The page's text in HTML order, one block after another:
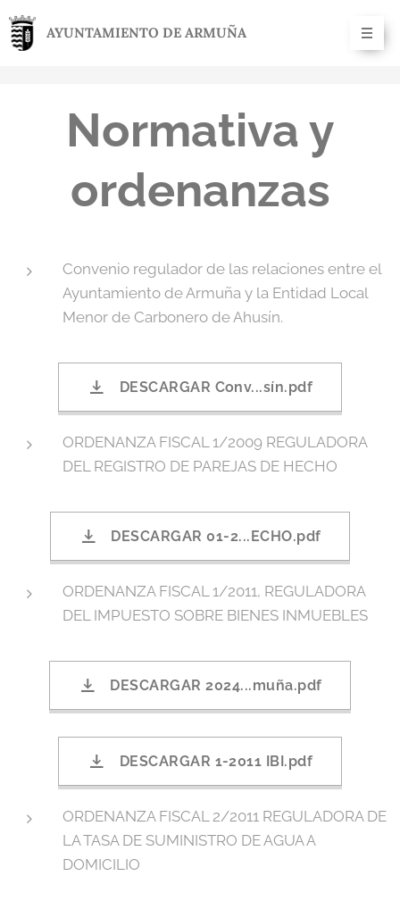
AYUNTAMIENTO DE ARMUÑA
Normativa y
ordenanzas
Convenio regulador de las relaciones entre el
Ayuntamiento de Armuña y la Entidad Local
Menor de Carbonero de Ahusín.
DESCARGAR Conv...sín.pdf
ORDENANZA FISCAL 1/2009 REGULADORA
DEL REGISTRO DE PAREJAS DE HECHO
DESCARGAR 01-2...ECHO.pdf
ORDENANZA FISCAL 1/2011, REGULADORA
DEL IMPUESTO SOBRE BIENES INMUEBLES
DESCARGAR 2024...muña.pdf
DESCARGAR 1-2011 IBI.pdf
ORDENANZA FISCAL 2/2011 REGULADORA DE
LA TASA DE SUMINISTRO DE AGUA A
DOMICILIO